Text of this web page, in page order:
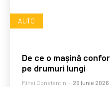
AUTO
De ce o mașină
pe drumuri lungi
Mihai Constantin - 26 Iunie 2026